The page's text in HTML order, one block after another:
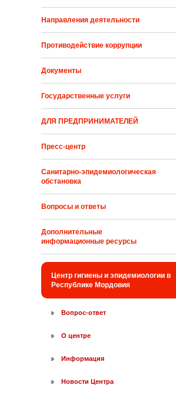
Направления деятельности
Противодействие коррупции
Документы
Государственные услуги
ДЛЯ ПРЕДПРИНИМАТЕЛЕЙ
Пресс-центр
Санитарно-эпидемиологическая
обстановка
Вопросы и ответы
Дополнительные
информационные ресурсы
Центр гигиены и эпидемиологии в
Республике Мордовия
Вопрос-ответ
О центре
Информация
Новости Центра